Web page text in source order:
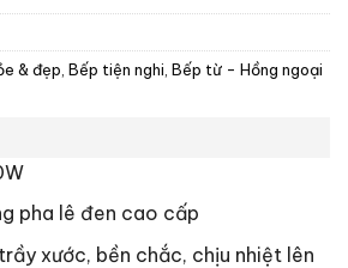
& đẹp Bếp tiện nghi Bếp từ - Hồng ngoại
pha lê đen cao cấp
xước, bền chắc, chịu nhiệt lên